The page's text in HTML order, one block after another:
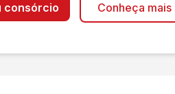
consórcio Conheça